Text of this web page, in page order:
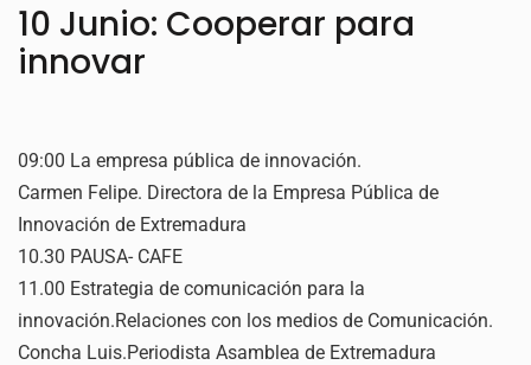
10 Junio: Cooperar para
innovar
09:00 La empresa pública de innovación.
Carmen Felipe. Directora de la Empresa Pública de
Innovación de Extremadura
10.30 PAUSA- CAFE
11.00 Estrategia de comunicación para la
innovación.Relaciones con los medios de Comunicación.
Concha Luis.Periodista Asamblea de Extremadura